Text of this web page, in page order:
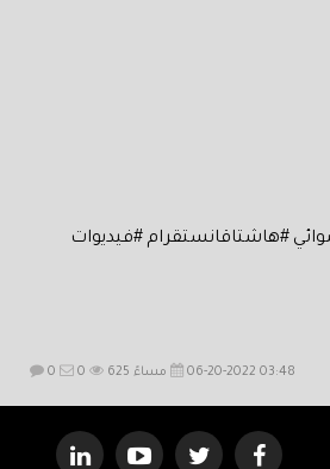
#هاشتاقانستقرام #فيديوات
06-20-2022 03:48 مساءً
0 0 625